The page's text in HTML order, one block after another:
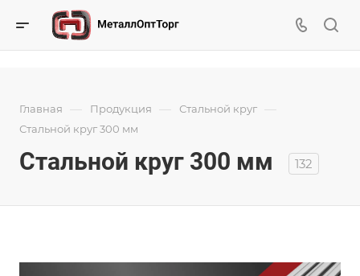
Главная — Продукция — Стальной круг —
Стальной круг 300 мм
Стальной круг 300 мм 132